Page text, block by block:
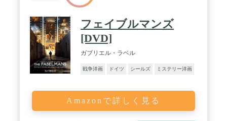
フェイブルマンズ
[DVD]
ガブリエル・ラベル
戦争洋画 ドイツ シールズ ミステリー洋画
Amazonで詳しく見る